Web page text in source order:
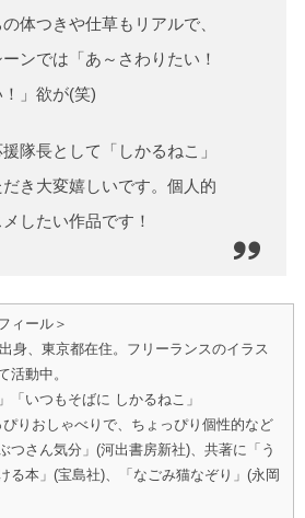
体つきや仕草もリアルで、
ンでは「あ～さわりたい！
」欲が(笑)
援隊長として「しかるねこ」
き大変嬉しいです。個人的
したい作品です！
ィール＞
身、東京都在住。フリーランスのイラス
活動中。
「いつもそばに しかるねこ」
りおしゃべりで、ちょっぴり個性的など
つさん気分」(河出書房新社)、共著に「う
る本」(宝島社)、「なごみ猫なぞり」(永岡